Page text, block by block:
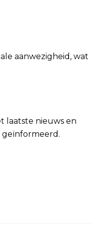
aanwezigheid, wat
laatste nieuws en